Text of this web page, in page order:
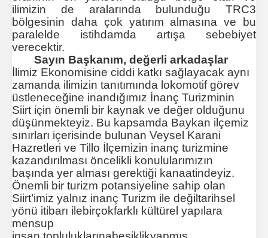
ilimizin de aralarında bulunduğu TRC3
bölgesinin daha çok yatırım almasına ve bu
paralelde istihdamda artışa sebebiyet
verecektir.
Sayın Başkanım, değerli arkadaşlar
İlimiz Ekonomisine ciddi katkı sağlayacak aynı
zamanda ilimizin tanıtımında lokomotif görev
üstleneceğine inandığımız İnanç Turizminin
Siirt için önemli bir kaynak ve değer olduğunu
düşünmekteyiz. Bu kapsamda Baykan ilçemiz
sınırları içerisinde bulunan Veysel Karani
Hazretleri ve Tillo İlçemizin inanç turizmine
kazandırılması öncelikli konulularımızın
başında yer alması gerektiği kanaatindeyiz.
Önemli bir turizm potansiyeline sahip olan
Siirt’imiz yalnız inanç Turizm ile değil tarihsel
yönü itibarı ilebirçokfarklı kültürel yapılara
mensup